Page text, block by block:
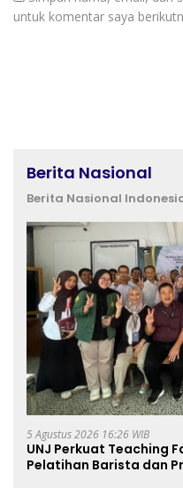
untuk komentar saya
Berita Nasional
Berita Nasional
5 Agustus 2026 16:26 WIB
UNJ Perkuat Teaching
Pelatihan Barista dan